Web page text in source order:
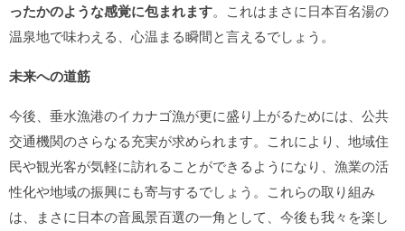
ったかのような感覚に包まれます。これはまさに日本百名湯の
温泉地で味わえる、心温まる瞬間と言えるでしょう。
未来への道筋
今後、垂水漁港のイカナゴ漁が更に盛り上がるためには、公共
交通機関のさらなる充実が求められます。これにより、地域住
民や観光客が気軽に訪れることができるようになり、漁業の活
性化や地域の振興にも寄与するでしょう。これらの取り組み
は、まさに日本の音風景百選の一角として、今後も我々を楽し